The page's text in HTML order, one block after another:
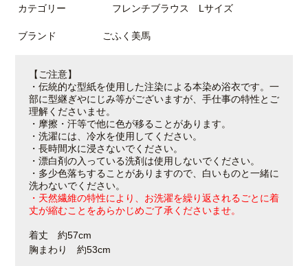
カテゴリー フレンチブラウス Lサイズ
ブランド ごふく美馬
【ご注意】
・伝統的な型紙を使用した注染による本染め浴衣です。一
部に型継ぎやにじみ等がございますが、手仕事の特性とご
理解くださいませ。
・摩擦・汗等で他に色が移ることがあります。
・洗濯には、冷水を使用してください。
・長時間水に浸さないでください。
・漂白剤の入っている洗剤は使用しないでください。
・多少色落ちすることがありますので、白いものと一緒に
洗わないでください。
・天然繊維の特性により、お洗濯を繰り返されるごとに着
丈が縮むことをあらかじめご了承くださいませ。
着丈　約57cm
胸まわり　約53cm